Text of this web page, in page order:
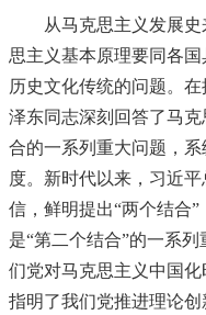
从马克思主义发展史
思主义基本原理要同各
历史文化传统的问题。
泽东同志深刻回答了马
合的一系列重大问题，
度。新时代以来，习近
信，鲜明提出“两个结合”
是“第二个结合”的一系
们党对马克思主义中国
指明了我们党推进理论创